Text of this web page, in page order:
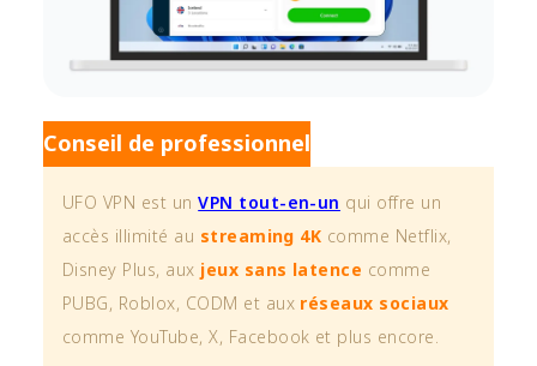
Conseil de professionnel
UFO VPN est unVPN tout-en-un qui offre un
accès illimité au streaming 4K comme Netflix,
Disney Plus, aux jeux sans latence comme
PUBG, Roblox, CODM et aux réseaux sociaux
comme YouTube, X, Facebook et plus encore.